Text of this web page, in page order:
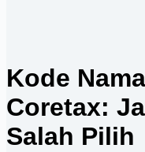
Kode
Coretax:
Salah Pilih